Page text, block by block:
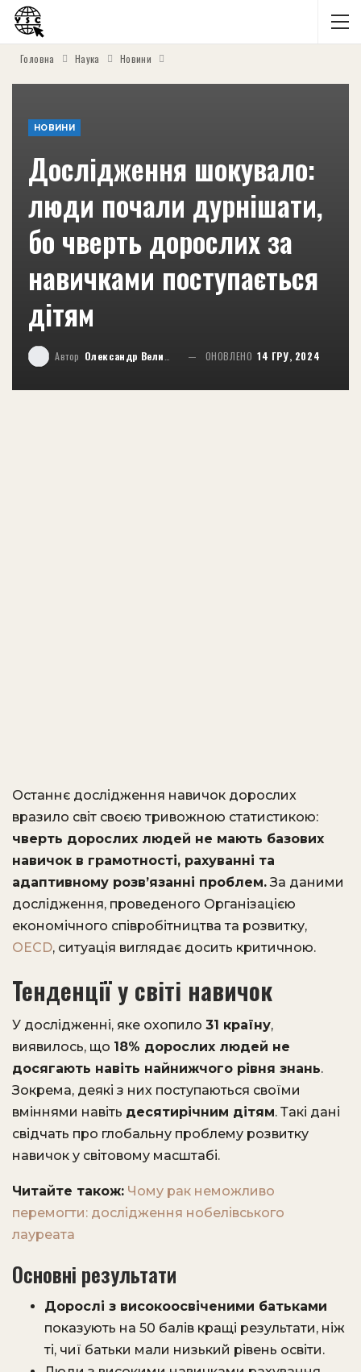
Головна Наука Новини
НОВИНИ
Дослідження шокувало:
люди почали дурнішати,
бо чверть дорослих за
навичками поступається
дітям
Автор Олександр Великий ОНОВЛЕНО 14 ГРУ, 2024
Останнє дослідження навичок дорослих
вразило світ своєю тривожною статистикою:
чверть дорослих людей не мають базових
навичок в грамотності, рахуванні та
адаптивному розв’язанні проблем.За даними
дослідження, проведеного Організацією
економічного співробітництва та розвитку,
OECD, ситуація виглядає досить критичною.
Тенденції у світі навичок
У дослідженні, яке охопило 31 країну,
виявилось, що 18% дорослих людей не
досягають навіть найнижчого рівня знань.
Зокрема, деякі з них поступаються своїми
вміннями навіть десятирічним дітям. Такі дані
свідчать про глобальну проблему розвитку
навичок у світовому масштабі.
Читайте також: Чому рак неможливо
перемогти: дослідження нобелівського
лауреата
Основні результати
Дорослі з високоосвіченими батьками
показують на 50 балів кращі результати, ніж
ті, чиї батьки мали низький рівень освіти.